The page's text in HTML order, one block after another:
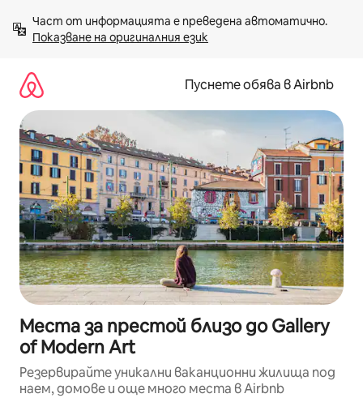
към
съдържанието
Показване на оригиналния език
Пуснете обява в Airbnb
Места за престой близо до Gallery
of Modern Art
Резервирайте уникални ваканционни жилища под
наем, домове и още много места в Airbnb